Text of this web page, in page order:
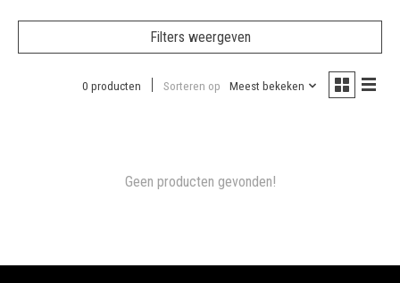
Filters weergeven
0 producten Sorteren op Meest bekeken
Geen producten gevonden!